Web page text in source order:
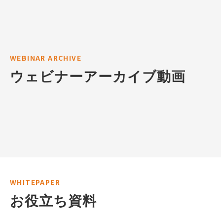
WEBINAR ARCHIVE
ウェビナーアーカイブ動画
WHITEPAPER
お役立ち資料